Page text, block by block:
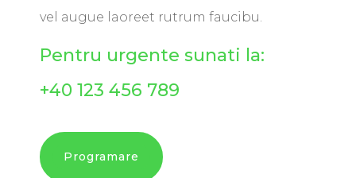
vel augue laoreet rutrum faucibu.
Pentru urgente sunati la:
+40 123 456 789
Programare